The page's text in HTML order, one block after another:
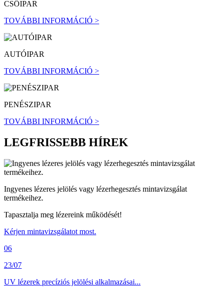
CSŐIPAR
TOVÁBBI INFORMÁCIÓ >
AUTÓIPAR
TOVÁBBI INFORMÁCIÓ >
PENÉSZIPAR
TOVÁBBI INFORMÁCIÓ >
LEGFRISSEBB HÍREK
Ingyenes lézeres jelölés vagy lézerhegesztés mintavizsgálat
termékeihez.
Tapasztalja meg lézereink működését!
Kérjen mintavizsgálatot most.
06
23/07
UV lézerek precíziós jelölési alkalmazásai...